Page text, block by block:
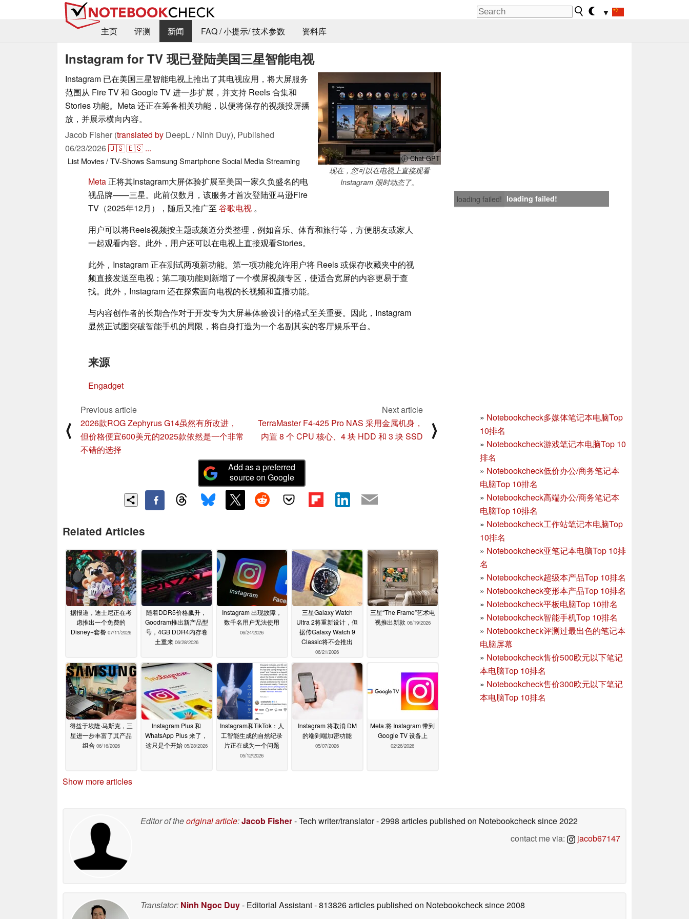
▼
主页
评测 新闻 FAQ / 小提示/ 技术参数 资料库
Instagram for TV 现已登陆美国三星智能电视
ⓘ Chat GPT
现在，您可以在电视上直接观看
Instagram 限时动态了。
Instagram 已在美国三星智能电视上推出了其电视应用，将大屏服务
范围从 Fire TV 和 Google TV 进一步扩展，并支持 Reels 合集和
Stories 功能。Meta 还正在筹备相关功能，以便将保存的视频投屏播
放，并展示横向内容。
Jacob Fisher (translated by DeepL / Ninh Duy), Published
06/23/2026🇺🇸🇪🇸 ...
List Movies / TV-ShowsSamsung SmartphoneSocial MediaStreaming
loading failed! loading failed!
Meta 正将其Instagram大屏体验扩展至美国一家久负盛名的电
视品牌——三星。此前仅数月，该服务才首次登陆亚马逊Fire
TV（2025年12月），随后又推广至 谷歌电视 。
用户可以将Reels视频按主题或频道分类整理，例如音乐、体育和旅行等，方便朋友或家人
一起观看内容。此外，用户还可以在电视上直接观看Stories。
此外，Instagram 正在测试两项新功能。第一项功能允许用户将 Reels 或保存收藏夹中的视
频直接发送至电视；第二项功能则新增了一个横屏视频专区，使适合宽屏的内容更易于查
找。此外，Instagram 还在探索面向电视的长视频和直播功能。
与内容创作者的长期合作对于开发专为大屏幕体验设计的格式至关重要。因此，Instagram
显然正试图突破智能手机的局限，将自身打造为一个名副其实的客厅娱乐平台。
来源
Engadget
» Notebookcheck多媒体笔记本电脑Top
10排名
» Notebookcheck游戏笔记本电脑Top 10
排名
» Notebookcheck低价办公/商务笔记本
电脑Top 10排名
» Notebookcheck高端办公/商务笔记本
电脑Top 10排名
» Notebookcheck工作站笔记本电脑Top
10排名
» Notebookcheck亚笔记本电脑Top 10排
名
» Notebookcheck超级本产品Top 10排名
» Notebookcheck变形本产品Top 10排名
» Notebookcheck平板电脑Top 10排名
» Notebookcheck智能手机Top 10排名
» Notebookcheck评测过最出色的笔记本
电脑屏幕
» Notebookcheck售价500欧元以下笔记
本电脑Top 10排名
» Notebookcheck售价300欧元以下笔记
本电脑Top 10排名
⟨
Previous article
2026款ROG Zephyrus G14虽然有所改进，
但价格便宜600美元的2025款依然是一个非常
不错的选择
Next article
TerraMaster F4-425 Pro NAS 采用金属机身，
内置 8 个 CPU 核心、4 块 HDD 和 3 块 SSD
⟩
Add as a preferred
source on Google
Related Articles
据报道，迪士尼正在考
虑推出一个免费的
Disney+套餐 07/11/2026
随着DDR5价格飙升，
Goodram推出新产品型
号，4GB DDR4内存卷
土重来 06/28/2026
Instagram 出现故障，
数千名用户无法使用
06/24/2026
三星Galaxy Watch
Ultra 2将重新设计，但
据传Galaxy Watch 9
Classic将不会推出
06/21/2026
三星“The Frame”艺术电
视推出新款 06/19/2026
得益于埃隆·马斯克，三
星进一步丰富了其产品
组合 06/16/2026
Instagram Plus 和
WhatsApp Plus 来了，
这只是个开始 05/28/2026
Instagram和TikTok：人
工智能生成的自然纪录
片正在成为一个问题
05/12/2026
Instagram 将取消 DM
的端到端加密功能
05/07/2026
Meta 将 Instagram 带到
Google TV 设备上
02/26/2026
Show more articles
Editor of theoriginal article:Jacob Fisher- Tech writer/translator- 2998 articles published on Notebookchecksince 2022
contact me via:
jacob67147
Translator: Ninh Ngoc Duy- Editorial Assistant- 813826 articles published on Notebookchecksince 2008